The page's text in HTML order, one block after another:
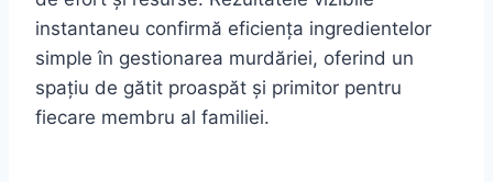
instantaneu confirmă eficiența ingredientelor
simple în gestionarea murdăriei, oferind un
spațiu de gătit proaspăt și primitor pentru
fiecare membru al familiei.